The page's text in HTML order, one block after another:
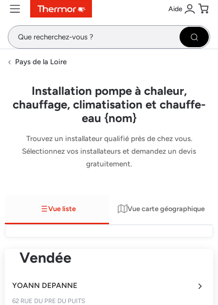
ContenuMenuRecherche Aide
Se
Pays de la Loire
Installation pompe à chaleur,
chauffage, climatisation et chauffe-
eau {nom}
Trouvez un installateur qualifié près de chez vous.
Sélectionnez vos installateurs et demandez un devis
gratuitement.
Vue liste Vue carte géographique
Vendée
YOANN DEPANNE
62 RUE DU PRE DU PUITS